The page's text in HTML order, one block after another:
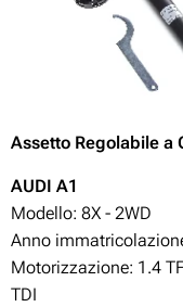
Assetto Regolabile a
AUDI A1
Modello: 8X - 2WD
Anno
Motorizzazione: 1.4
TDI